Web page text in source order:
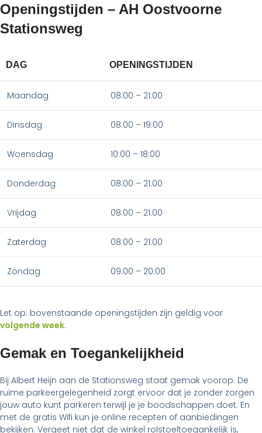
Openingstijden – AH Oostvoorne
Stationsweg
DAG OPENINGSTIJDEN
Maandag 08:00 – 21:00
Dinsdag 08:00 – 19:00
Woensdag 10:00 – 18:00
Donderdag 08:00 – 21:00
Vrijdag 08:00 – 21:00
Zaterdag 08:00 – 21:00
Zondag 09:00 – 20:00
Let op: bovenstaande openingstijden zijn geldig voor
volgende week.
Gemak en Toegankelijkheid
Bij Albert Heijn aan de Stationsweg staat gemak voorop. De
ruime parkeergelegenheid zorgt ervoor dat je zonder zorgen
jouw auto kunt parkeren terwijl je je boodschappen doet. En
met de gratis Wifi kun je online recepten of aanbiedingen
bekijken. Vergeet niet dat de winkel rolstoeltoegankelijk is,